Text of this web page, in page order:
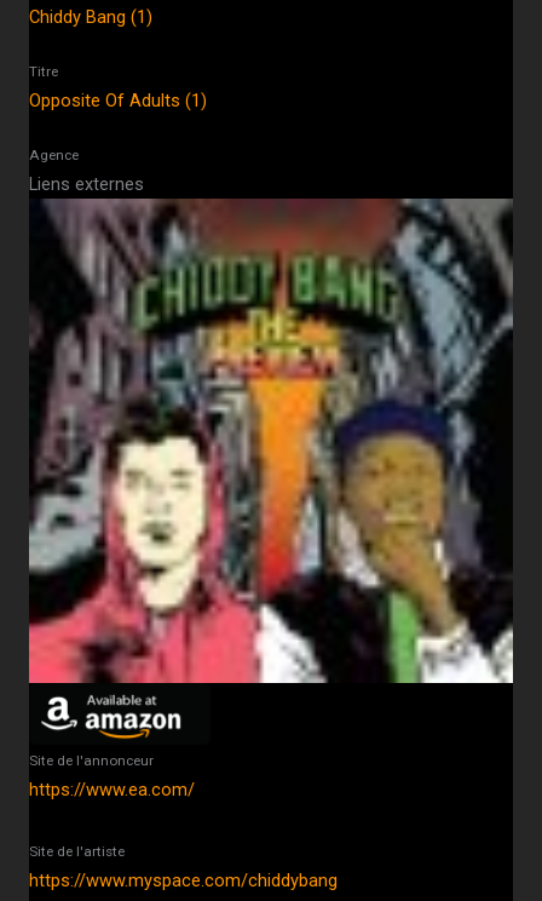
Chiddy Bang (1)
Titre
Opposite Of Adults (1)
Agence
Liens externes
Site de l'annonceur
https://www.ea.com/
Site de l'artiste
https://www.myspace.com/chiddybang